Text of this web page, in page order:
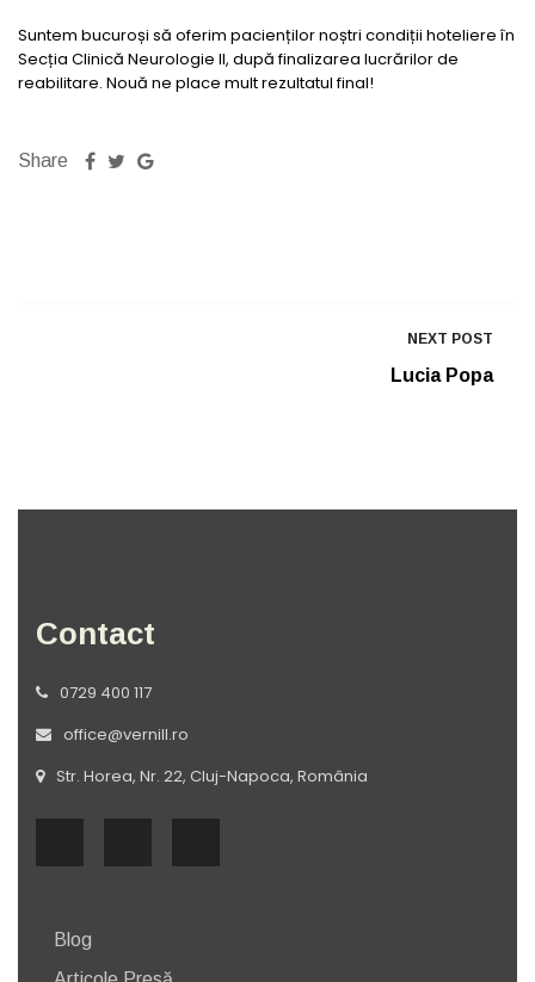
Suntem bucuroși să oferim pacienților noștri condiții hoteliere în
Secția Clinică Neurologie II, după finalizarea lucrărilor de
reabilitare. Nouă ne place mult rezultatul final!
Share
NEXT POST
Lucia Popa
Contact
0729 400 117
office@vernill.ro
Str. Horea, Nr. 22, Cluj-Napoca, România
Blog